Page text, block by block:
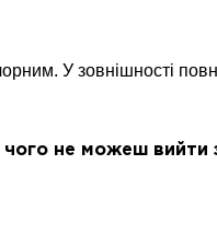
У зовнішності
чого не можеш вийти